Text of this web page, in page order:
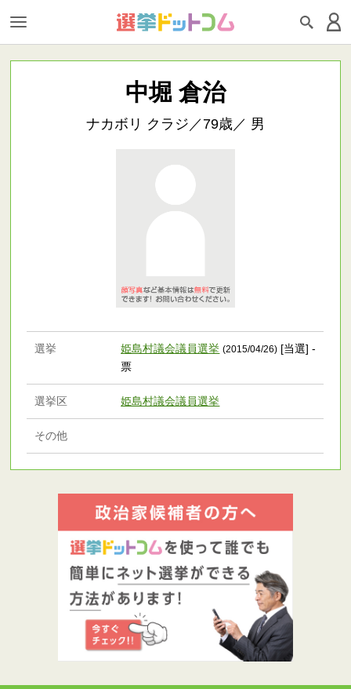
中堀 倉治
ナカボリ クラジ／79歳／ 男
選挙 姫島村議会議員選挙 (2015/04/26) [当選] -
票
選挙区 姫島村議会議員選挙
その他